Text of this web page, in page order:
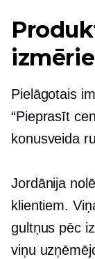
Pielāgotais
“Pieprasīt
konusveida
Jordānija
klientiem.
gultņus pēc
viņu